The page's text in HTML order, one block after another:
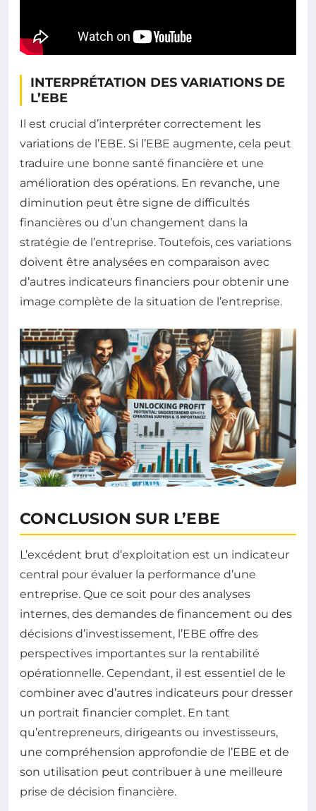
INTERPRÉTATION DES VARIATIONS DE
L’EBE
Il est crucial d’interpréter correctement les
variations de l’EBE. Si l’EBE augmente, cela peut
traduire une bonne santé financière et une
amélioration des opérations. En revanche, une
diminution peut être signe de difficultés
financières ou d’un changement dans la
stratégie de l’entreprise. Toutefois, ces variations
doivent être analysées en comparaison avec
d’autres indicateurs financiers pour obtenir une
image complète de la situation de l’entreprise.
CONCLUSION SUR L’EBE
L’excédent brut d’exploitation est un indicateur
central pour évaluer la performance d’une
entreprise. Que ce soit pour des analyses
internes, des demandes de financement ou des
décisions d’investissement, l’EBE offre des
perspectives importantes sur la rentabilité
opérationnelle. Cependant, il est essentiel de le
combiner avec d’autres indicateurs pour dresser
un portrait financier complet. En tant
qu’entrepreneurs, dirigeants ou investisseurs,
une compréhension approfondie de l’EBE et de
son utilisation peut contribuer à une meilleure
prise de décision financière.